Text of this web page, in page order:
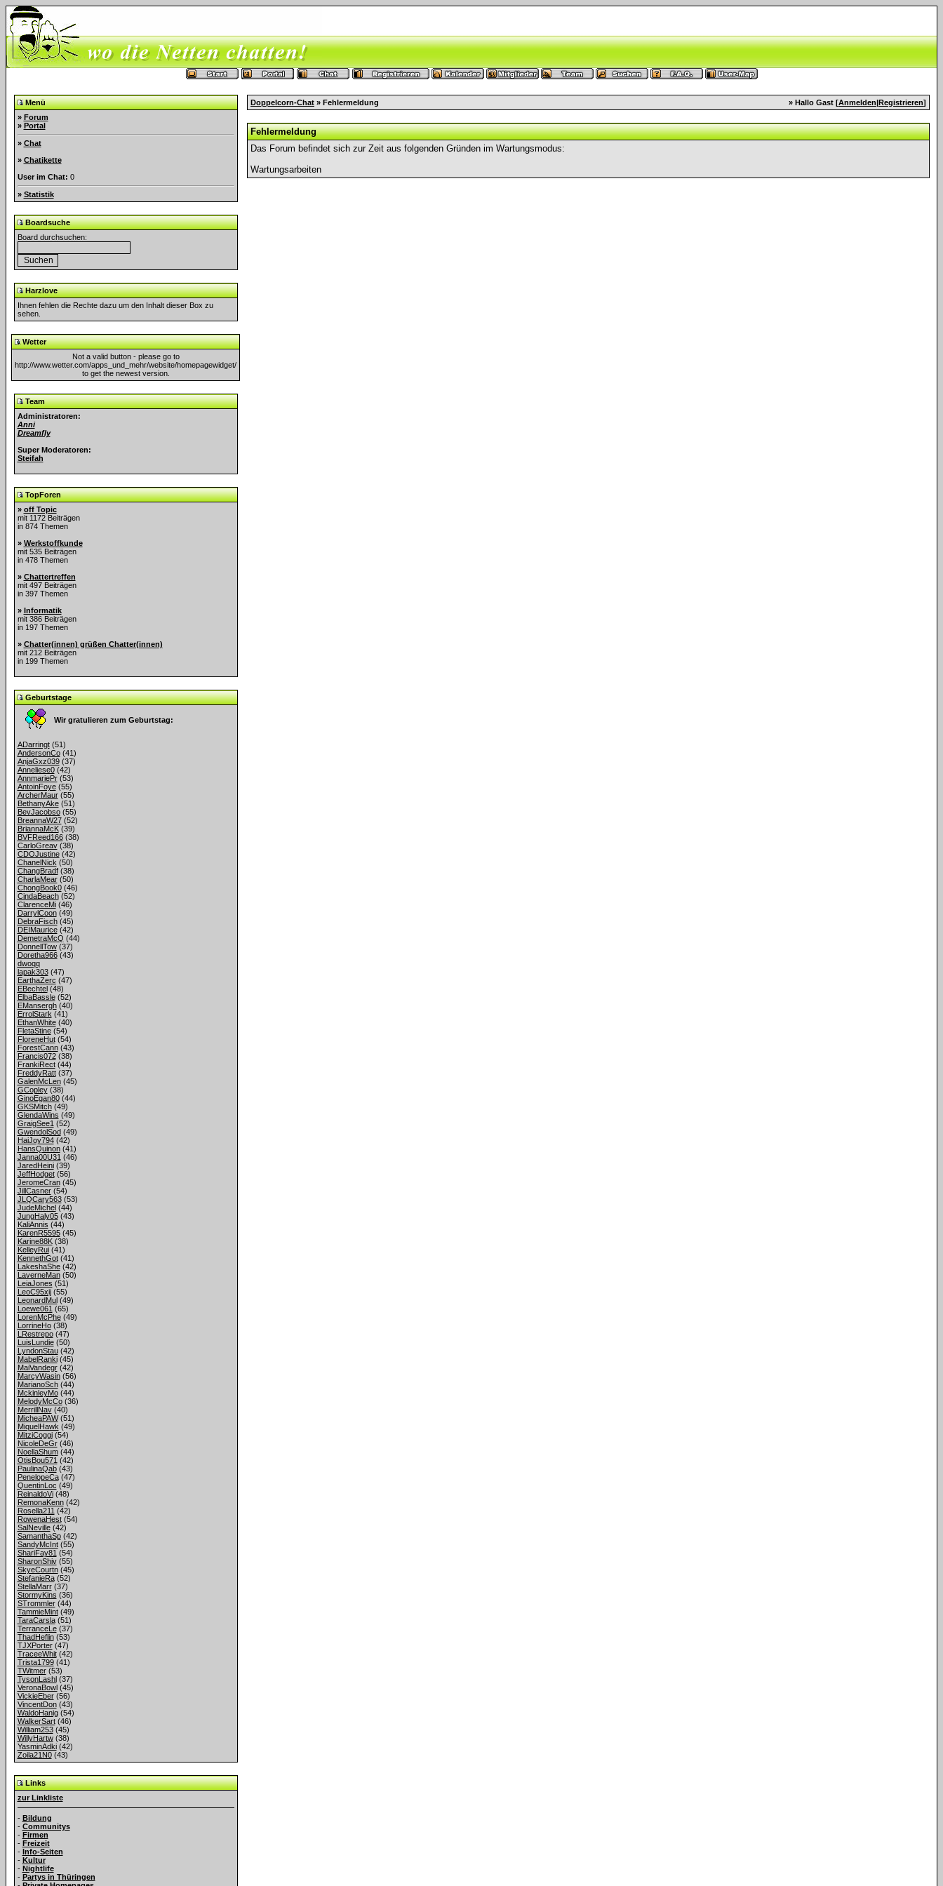
Menü
» Forum
» Portal
» Chat
» Chatikette
User im Chat: 0
» Statistik
Boardsuche
Board durchsuchen:
Harzlove
Ihnen fehlen die Rechte dazu um den Inhalt dieser Box zu
sehen.
Wetter
Not a valid button - please go to
http://www.wetter.com/apps_und_mehr/website/homepagewidget/
to get the newest version.
Team
Administratoren:
Anni
Dreamfly
Super Moderatoren:
Steifah
TopForen
» off Topic
mit 1172 Beiträgen
in 874 Themen
» Werkstoffkunde
mit 535 Beiträgen
in 478 Themen
» Chattertreffen
mit 497 Beiträgen
in 397 Themen
» Informatik
mit 386 Beiträgen
in 197 Themen
» Chatter(innen) grüßen Chatter(innen)
mit 212 Beiträgen
in 199 Themen
Geburtstage
Wir gratulieren zum Geburtstag:
ADarringt(51)
AndersonCo(41)
AnjaGxz039(37)
Anneliese0(42)
AnnmariePr(53)
AntoinFoye(55)
ArcherMaur(55)
BethanyAke(51)
BevJacobso(55)
BreannaW27(52)
BriannaMcK(39)
BVFReed166(38)
CarloGreav(38)
CDOJustine(42)
ChanelNick (50)
ChangBradf(38)
CharlaMear(50)
ChongBook0(46)
CindaBeach(52)
ClarenceMi(46)
DarrylCoon(49)
DebraFisch(45)
DEIMaurice(42)
DemetraMcQ (44)
DonnellTow(37)
Doretha966(43)
dwoqq
lapak303(47)
EarthaZerc (47)
EBechtel(48)
ElbaBassle(52)
EMansergh(40)
ErrolStark (41)
EthanWhite(40)
FletaStine(54)
FloreneHut(54)
ForestCann(43)
Francis072(38)
FrankiRect(44)
FreddyRatt(37)
GalenMcLen(45)
GCopley(38)
GinoEgan80(44)
GKSMitch(49)
GlendaWins (49)
GraigSee1 (52)
GwendolSod(49)
HaiJoy794(42)
HansQuinon(41)
Janna00U31 (46)
JaredHeini(39)
JeffHodget(56)
JeromeCran(45)
JillCasner(54)
JLQCary563(53)
JudeMichel(44)
JungHaly05(43)
KaliAnnis (44)
KarenR5595(45)
Karine88K(38)
KelleyRui(41)
KennethGot(41)
LakeshaShe(42)
LaverneMan(50)
LeiaJones (51)
LeoC95xij(55)
LeonardMul(49)
Loewe061 (65)
LorenMcPhe(49)
LorrineHo(38)
LRestrepo(47)
LuisLundie(50)
LyndonStau(42)
MabelRanki(45)
MaiVandegr(42)
MarcyWasin(56)
MarianoSch(44)
MckinleyMo(44)
MelodyMcCo(36)
MerrillNav(40)
MicheaPAW(51)
MiquelHawk (49)
MitziCoggi(54)
NicoleDeGr(46)
NoellaShum(44)
OtisBou571 (42)
PaulinaQab(43)
PenelopeCa(47)
QuentinLoc (49)
ReinaldoVi(48)
RemonaKenn(42)
Rosella211 (42)
RowenaHest(54)
SalNeville(42)
SamanthaSp(42)
SandyMcInt(55)
ShariFay81 (54)
SharonShiv(55)
SkyeCourtn(45)
StefanieRa(52)
StellaMarr(37)
StormyKins (36)
STrommler(44)
TammieMint(49)
TaraCarsla(51)
TerranceLe(37)
ThadHeflin(53)
TJXPorter(47)
TraceeWhit(42)
Trista1799(41)
TWitmer(53)
TysonLashl(37)
VeronaBowl(45)
VickieEber(56)
VincentDon(43)
WaldoHanig(54)
WalkerSart(46)
William253(45)
WillyHartw(38)
YasminAdki(42)
Zoila21N0(43)
Links
zur Linkliste
- Bildung
- Communitys
- Firmen
- Freizeit
- Info-Seiten
- Kultur
- Nightlife
- Partys in Thüringen
Doppelcorn-Chat » Fehlermeldung » Hallo Gast [Anmelden|Registrieren]
Fehlermeldung
Das Forum befindet sich zur Zeit aus folgenden Gründen im Wartungsmodus:
Wartungsarbeiten